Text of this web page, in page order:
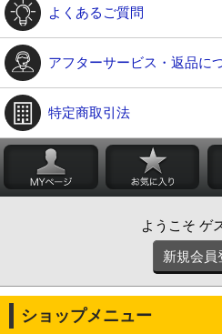
よくあるご質問
アフターサービス・返品に
特定商取引法
ようこそ ゲ
新規会員
ショップメニュー